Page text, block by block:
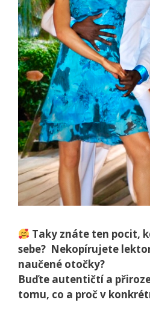
Taky znáte ten pocit,
sebe? Nekopírujete
naučené otočky?
Buďte autentičtí a
tomu, co a pročv